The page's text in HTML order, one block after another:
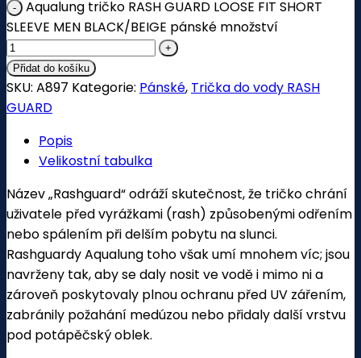
Aqualung tričko RASH GUARD LOOSE FIT SHORT
SLEEVE MEN BLACK/BEIGE pánské množství
Přidat do košíku
SKU: A897 Kategorie: Pánské, Trička do vody RASH
GUARD
Popis
Velikostní tabulka
Název „Rashguard“ odráží skutečnost, že tričko chrání
uživatele před vyrážkami (rash) způsobenými odřením
nebo spálením při delším pobytu na slunci.
Rashguardy Aqualung toho však umí mnohem víc; jsou
navrženy tak, aby se daly nosit ve vodě i mimo ni a
zároveň poskytovaly plnou ochranu před UV zářením,
zabránily požahání medúzou nebo přidaly další vrstvu
pod potápěčský oblek.